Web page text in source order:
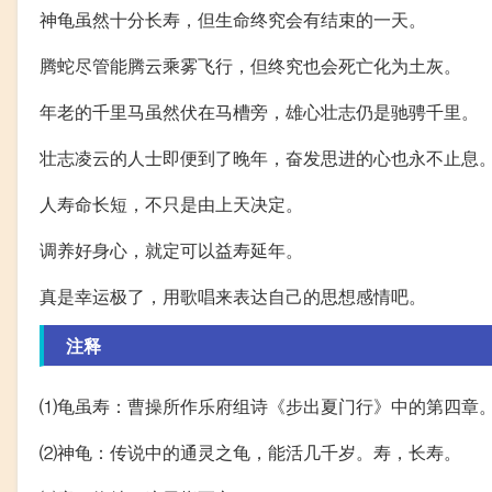
神龟虽然十分长寿，但生命终究会有结束的一天。
腾蛇尽管能腾云乘雾飞行，但终究也会死亡化为土灰。
年老的千里马虽然伏在马槽旁，雄心壮志仍是驰骋千里。
壮志凌云的人士即便到了晚年，奋发思进的心也永不止息
人寿命长短，不只是由上天决定。
调养好身心，就定可以益寿延年。
真是幸运极了，用歌唱来表达自己的思想感情吧。
注释
⑴龟虽寿：曹操所作乐府组诗《步出夏门行》中的第四章
⑵神龟：传说中的通灵之龟，能活几千岁。寿，长寿。